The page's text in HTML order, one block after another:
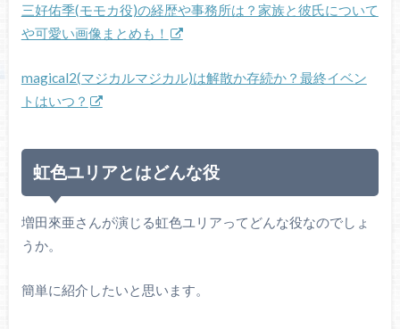
三好佑季(モモカ役)の経歴や事務所は？家族と彼氏について
や可愛い画像まとめも！
magical2(マジカルマジカル)は解散か存続か？最終イベン
トはいつ？
虹色ユリアとはどんな役
増田來亜さんが演じる虹色ユリアってどんな役なのでしょ
うか。
簡単に紹介したいと思います。